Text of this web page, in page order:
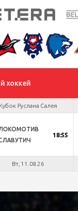
хоккей
Кубок Руслана Салея
18:55
Вт, 11.08.26